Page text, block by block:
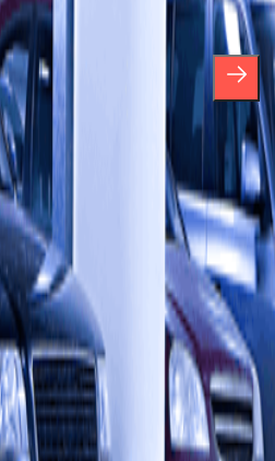
de Privacidade para receber
Sem qualquer obrigação,
que quiser na mesma